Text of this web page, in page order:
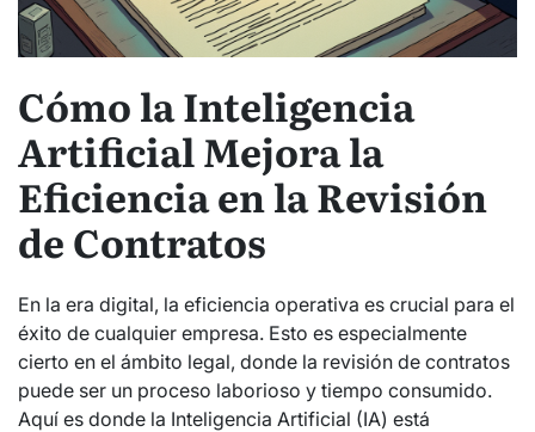
Cómo la Inteligencia
Artificial Mejora la
Eficiencia en la Revisión
de Contratos
En la era digital, la eficiencia operativa es crucial para el
éxito de cualquier empresa. Esto es especialmente
cierto en el ámbito legal, donde la revisión de contratos
puede ser un proceso laborioso y tiempo consumido.
Aquí es donde la Inteligencia Artificial (IA) está